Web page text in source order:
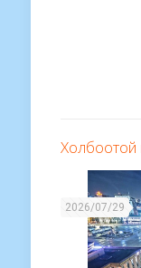
Холбоотой
2026/07/29